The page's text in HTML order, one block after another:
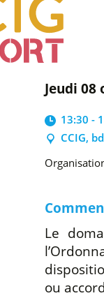
jeudi 08
13:30 -
CCIG,
Le
ou